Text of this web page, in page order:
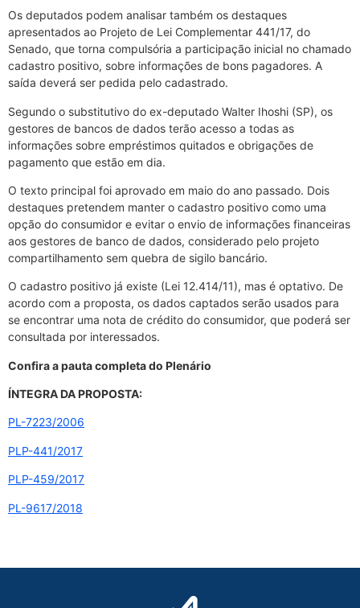
Os deputados podem analisar também os destaques
apresentados ao Projeto de Lei Complementar 441/17, do
Senado, que torna compulsória a participação inicial no chamado
cadastro positivo, sobre informações de bons pagadores. A
saída deverá ser pedida pelo cadastrado.
Segundo o substitutivo do ex-deputado Walter Ihoshi (SP), os
gestores de bancos de dados terão acesso a todas as
informações sobre empréstimos quitados e obrigações de
pagamento que estão em dia.
O texto principal foi aprovado em maio do ano passado. Dois
destaques pretendem manter o cadastro positivo como uma
opção do consumidor e evitar o envio de informações financeiras
aos gestores de banco de dados, considerado pelo projeto
compartilhamento sem quebra de sigilo bancário.
O cadastro positivo já existe (Lei 12.414/11), mas é optativo. De
acordo com a proposta, os dados captados serão usados para
se encontrar uma nota de crédito do consumidor, que poderá ser
consultada por interessados.
Confira a pauta completa do Plenário
ÍNTEGRA DA PROPOSTA:
PL-7223/2006
PLP-441/2017
PLP-459/2017
PL-9617/2018